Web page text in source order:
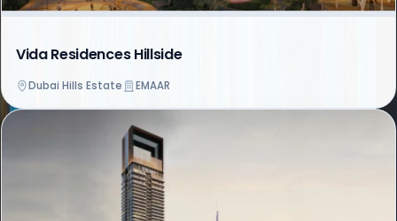
Vida Residences Hillside
Dubai Hills Estate EMAAR